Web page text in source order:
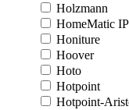
Holzmann
HomeMatic IP
Honiture
Hoover
Hoto
Hotpoint
Hotpoint-